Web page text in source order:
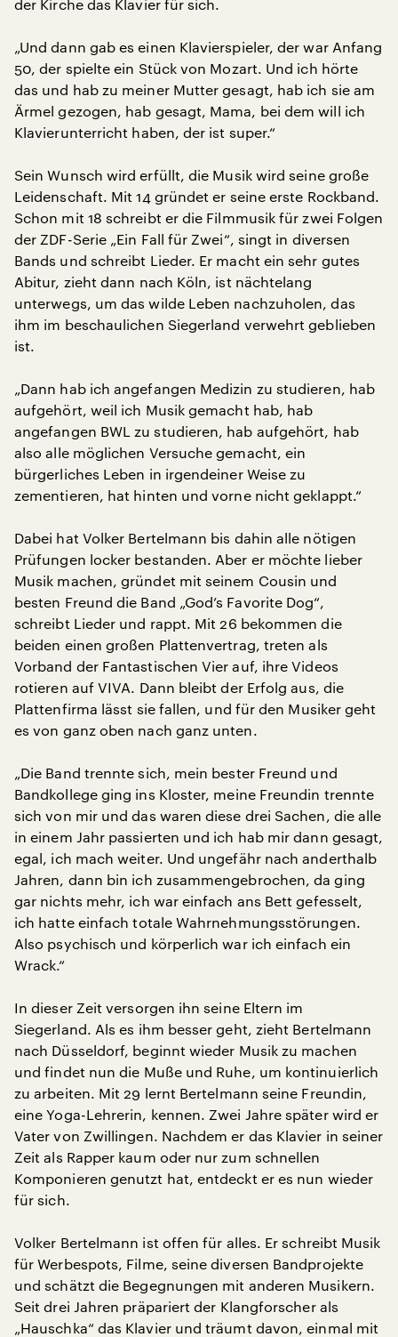
der Kirche das Klavier für sich.
„Und dann gab es einen Klavierspieler, der war Anfang
50, der spielte ein Stück von Mozart. Und ich hörte
das und hab zu meiner Mutter gesagt, hab ich sie am
Ärmel gezogen, hab gesagt, Mama, bei dem will ich
Klavierunterricht haben, der ist super.“
Sein Wunsch wird erfüllt, die Musik wird seine große
Leidenschaft. Mit 14 gründet er seine erste Rockband.
Schon mit 18 schreibt er die Filmmusik für zwei Folgen
der ZDF-Serie „Ein Fall für Zwei“, singt in diversen
Bands und schreibt Lieder. Er macht ein sehr gutes
Abitur, zieht dann nach Köln, ist nächtelang
unterwegs, um das wilde Leben nachzuholen, das
ihm im beschaulichen Siegerland verwehrt geblieben
ist.
„Dann hab ich angefangen Medizin zu studieren, hab
aufgehört, weil ich Musik gemacht hab, hab
angefangen BWL zu studieren, hab aufgehört, hab
also alle möglichen Versuche gemacht, ein
bürgerliches Leben in irgendeiner Weise zu
zementieren, hat hinten und vorne nicht geklappt.“
Dabei hat Volker Bertelmann bis dahin alle nötigen
Prüfungen locker bestanden. Aber er möchte lieber
Musik machen, gründet mit seinem Cousin und
besten Freund die Band „God’s Favorite Dog“,
schreibt Lieder und rappt. Mit 26 bekommen die
beiden einen großen Plattenvertrag, treten als
Vorband der Fantastischen Vier auf, ihre Videos
rotieren auf VIVA. Dann bleibt der Erfolg aus, die
Plattenfirma lässt sie fallen, und für den Musiker geht
es von ganz oben nach ganz unten.
„Die Band trennte sich, mein bester Freund und
Bandkollege ging ins Kloster, meine Freundin trennte
sich von mir und das waren diese drei Sachen, die alle
in einem Jahr passierten und ich hab mir dann gesagt,
egal, ich mach weiter. Und ungefähr nach anderthalb
Jahren, dann bin ich zusammengebrochen, da ging
gar nichts mehr, ich war einfach ans Bett gefesselt,
ich hatte einfach totale Wahrnehmungsstörungen.
Also psychisch und körperlich war ich einfach ein
Wrack.“
In dieser Zeit versorgen ihn seine Eltern im
Siegerland. Als es ihm besser geht, zieht Bertelmann
nach Düsseldorf, beginnt wieder Musik zu machen
und findet nun die Muße und Ruhe, um kontinuierlich
zu arbeiten. Mit 29 lernt Bertelmann seine Freundin,
eine Yoga-Lehrerin, kennen. Zwei Jahre später wird er
Vater von Zwillingen. Nachdem er das Klavier in seiner
Zeit als Rapper kaum oder nur zum schnellen
Komponieren genutzt hat, entdeckt er es nun wieder
für sich.
Volker Bertelmann ist offen für alles. Er schreibt Musik
für Werbespots, Filme, seine diversen Bandprojekte
und schätzt die Begegnungen mit anderen Musikern.
Seit drei Jahren präpariert der Klangforscher als
„Hauschka“ das Klavier und träumt davon, einmal mit